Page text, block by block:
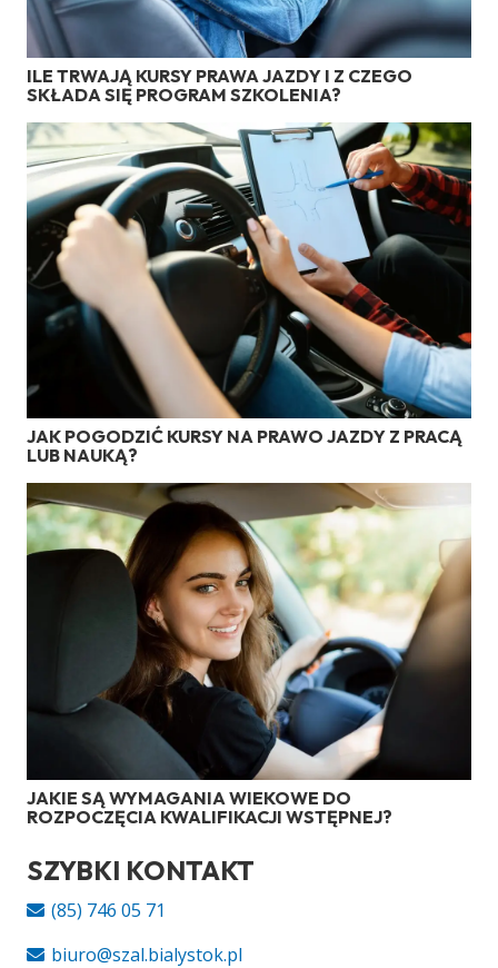
ILE TRWAJĄ KURSY PRAWA JAZDY I Z CZEGO
SKŁADA SIĘ PROGRAM SZKOLENIA?
JAK POGODZIĆ KURSY NA PRAWO JAZDY Z PRACĄ
LUB NAUKĄ?
JAKIE SĄ WYMAGANIA WIEKOWE DO
ROZPOCZĘCIA KWALIFIKACJI WSTĘPNEJ?
SZYBKI KONTAKT
(85) 746 05 71
biuro@szal.bialystok.pl